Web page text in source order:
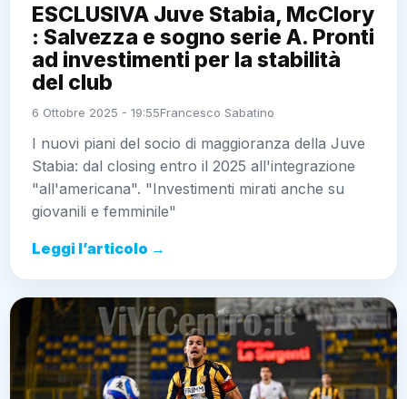
ESCLUSIVA Juve Stabia, McClory
: Salvezza e sogno serie A. Pronti
ad investimenti per la stabilità
del club
6 Ottobre 2025 - 19:55Francesco Sabatino
I nuovi piani del socio di maggioranza della Juve
Stabia: dal closing entro il 2025 all'integrazione
"all'americana". "Investimenti mirati anche su
giovanili e femminile"
Leggi l’articolo →